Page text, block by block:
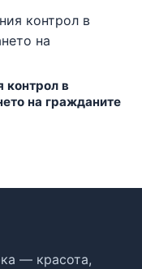
контрол в
на гражданите
— красота,